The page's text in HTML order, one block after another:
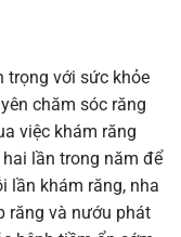
trọng với sức khỏe
chăm sóc răng
việc khám răng
lần trong năm để
lần khám răng, nha
răng và nướu phát